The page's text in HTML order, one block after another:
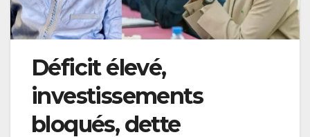
Déficit élevé,
investissements
bloqués, dette